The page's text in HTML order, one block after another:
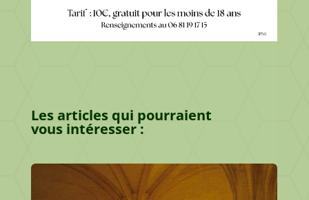
Les articles qui pourraient
vous intéresser :